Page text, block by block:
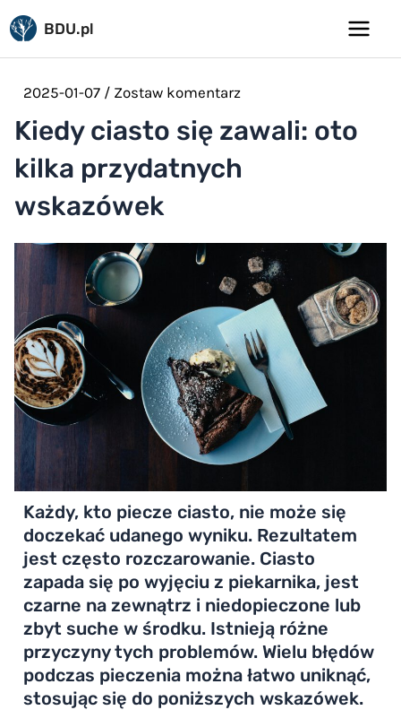
Pomiń
do
treści
BDU.pl
Main
2025-01-07 / Zostaw komentarz
Kiedy ciasto się zawali: oto
kilka przydatnych
wskazówek
Każdy, kto piecze ciasto, nie może się
doczekać udanego wyniku. Rezultatem
jest często rozczarowanie. Ciasto
zapada się po wyjęciu z piekarnika, jest
czarne na zewnątrz i niedopieczone lub
zbyt suche w środku. Istnieją różne
przyczyny tych problemów. Wielu błędów
podczas pieczenia można łatwo uniknąć,
stosując się do poniższych wskazówek.